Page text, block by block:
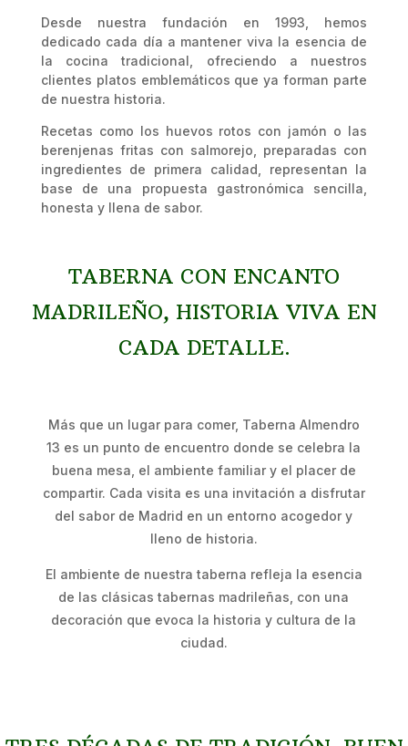
Desde nuestra fundación en 1993, hemos
dedicado cada día a mantener viva la esencia de
la cocina tradicional, ofreciendo a nuestros
clientes platos emblemáticos que ya forman parte
de nuestra historia.
Recetas como los huevos rotos con jamón o las
berenjenas fritas con salmorejo, preparadas con
ingredientes de primera calidad, representan la
base de una propuesta gastronómica sencilla,
honesta y llena de sabor.
TABERNA CON ENCANTO
MADRILEÑO, HISTORIA VIVA EN
CADA DETALLE.
Más que un lugar para comer, Taberna Almendro
13 es un punto de encuentro donde se celebra la
buena mesa, el ambiente familiar y el placer de
compartir. Cada visita es una invitación a disfrutar
del sabor de Madrid en un entorno acogedor y
lleno de historia.
El ambiente de nuestra taberna refleja la esencia
de las clásicas tabernas madrileñas, con una
decoración que evoca la historia y cultura de la
ciudad.